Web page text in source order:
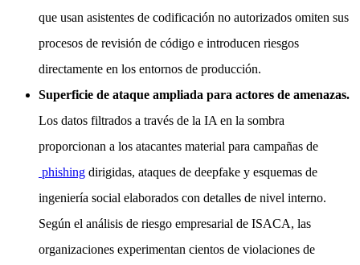
que usan asistentes de codificación no autorizados omiten sus
procesos de revisión de código e introducen riesgos
directamente en los entornos de producción.
Superficie de ataque ampliada para actores de amenazas.
Los datos filtrados a través de la IA en la sombra
proporcionan a los atacantes material para campañas de
phishing dirigidas, ataques de deepfake y esquemas de
ingeniería social elaborados con detalles de nivel interno.
Según el análisis de riesgo empresarial de ISACA, las
organizaciones experimentan cientos de violaciones de